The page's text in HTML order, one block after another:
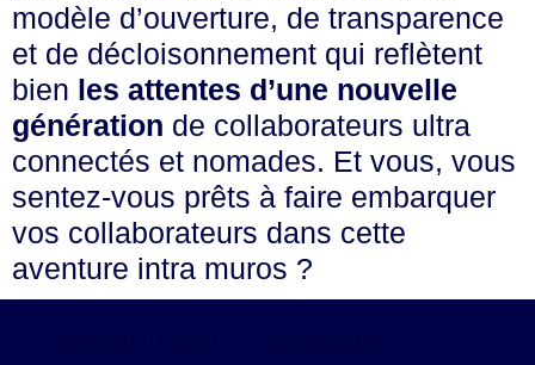
modèle d’ouverture, de transparence
et de décloisonnement qui reflètent
bien les attentes d’une nouvelle
génération de collaborateurs ultra
connectés et nomades. Et vous, vous
sentez-vous prêts à faire embarquer
vos collaborateurs dans cette
aventure intra muros ?